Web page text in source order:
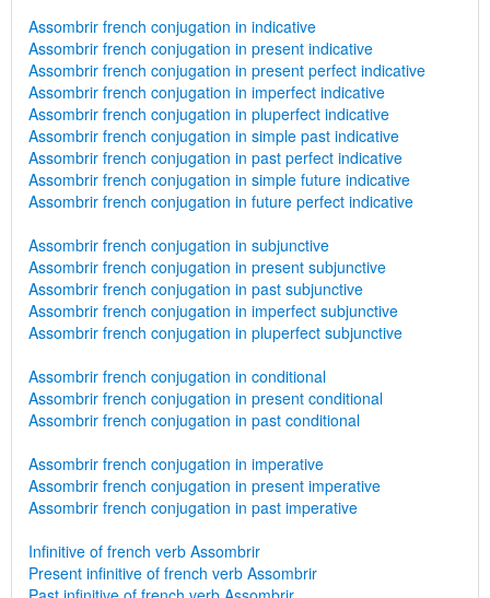
Assombrir french conjugation in indicative
Assombrir french conjugation in present indicative
Assombrir french conjugation in present perfect indicative
Assombrir french conjugation in imperfect indicative
Assombrir french conjugation in pluperfect indicative
Assombrir french conjugation in simple past indicative
Assombrir french conjugation in past perfect indicative
Assombrir french conjugation in simple future indicative
Assombrir french conjugation in future perfect indicative
Assombrir french conjugation in subjunctive
Assombrir french conjugation in present subjunctive
Assombrir french conjugation in past subjunctive
Assombrir french conjugation in imperfect subjunctive
Assombrir french conjugation in pluperfect subjunctive
Assombrir french conjugation in conditional
Assombrir french conjugation in present conditional
Assombrir french conjugation in past conditional
Assombrir french conjugation in imperative
Assombrir french conjugation in present imperative
Assombrir french conjugation in past imperative
Infinitive of french verb Assombrir
Present infinitive of french verb Assombrir